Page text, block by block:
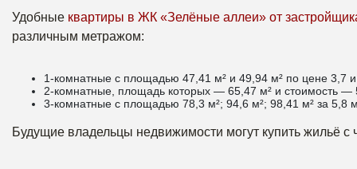
Удобные квартиры в ЖК «Зелёные аллеи» от
различным метражом:
1-комнатные с площадью 47,41 м² и 49,94 м² по цене 3,7
2-комнатные, площадь которых — 65,47 м² и стоимость —
3-комнатные с площадью 78,3 м²; 94,6 м²; 98,41 м² за 5,8
Будущие владельцы недвижимости могут купить жильё